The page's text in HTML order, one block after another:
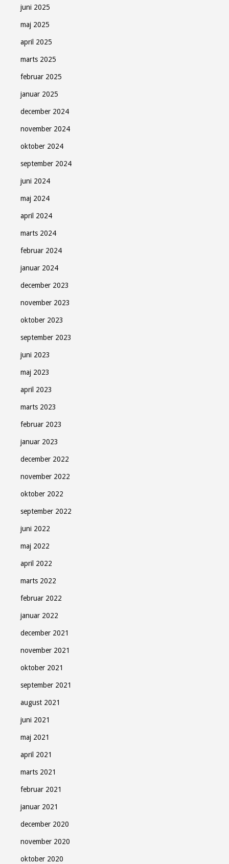
juni 2025
maj 2025
april 2025
marts 2025
februar 2025
januar 2025
december 2024
november 2024
oktober 2024
september 2024
juni 2024
maj 2024
april 2024
marts 2024
februar 2024
januar 2024
december 2023
november 2023
oktober 2023
september 2023
juni 2023
maj 2023
april 2023
marts 2023
februar 2023
januar 2023
december 2022
november 2022
oktober 2022
september 2022
juni 2022
maj 2022
april 2022
marts 2022
februar 2022
januar 2022
december 2021
november 2021
oktober 2021
september 2021
august 2021
juni 2021
maj 2021
april 2021
marts 2021
februar 2021
januar 2021
december 2020
november 2020
oktober 2020